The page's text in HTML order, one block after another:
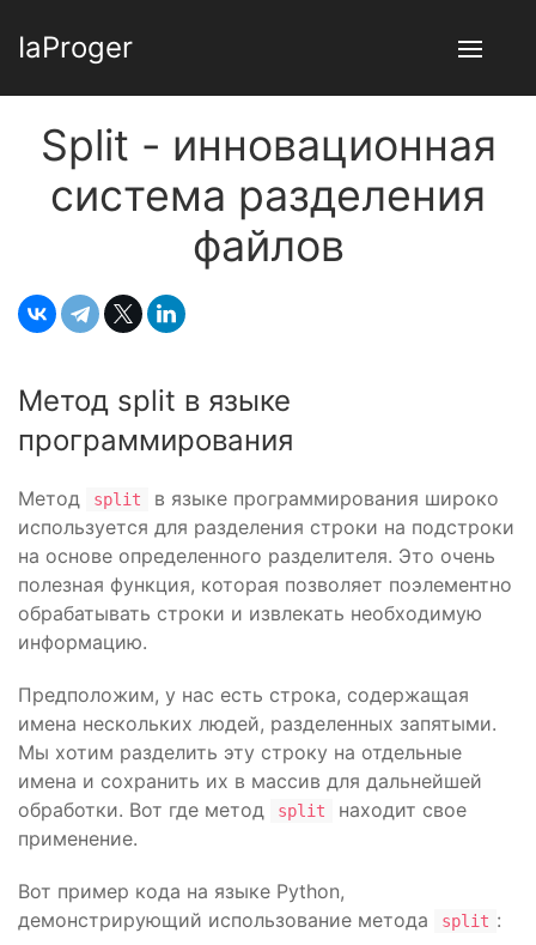
IaProger
Split - инновационная
система разделения
файлов
Метод split в языке
программирования
Метод split
в языке программирования широко
используется для разделения строки на подстроки
на основе определенного разделителя. Это очень
полезная функция, которая позволяет поэлементно
обрабатывать строки и извлекать необходимую
информацию.
Предположим, у нас есть строка, содержащая
имена нескольких людей, разделенных запятыми.
Мы хотим разделить эту строку на отдельные
имена и сохранить их в массив для дальнейшей
обработки. Вот где метод
split
находит свое
применение.
Вот пример кода на языке Python,
демонстрирующий использование метода
split :